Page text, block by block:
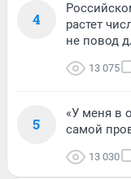
4
растет
не повод
13 075
5
«У меня в
самой
13 030